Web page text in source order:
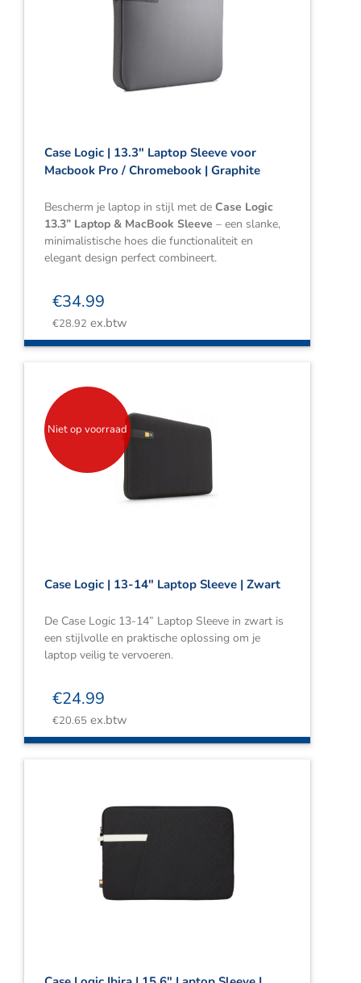
Case Logic | 13.3″ Laptop Sleeve voor
Macbook Pro / Chromebook | Graphite
Bescherm je laptop in stijl met de Case Logic
13.3” Laptop & MacBook Sleeve – een slanke,
minimalistische hoes die functionaliteit en
elegant design perfect combineert.
€34.99
€28.92 ex.btw
Niet op voorraad
Case Logic | 13-14″ Laptop Sleeve | Zwart
De Case Logic 13-14” Laptop Sleeve in zwart is
een stijlvolle en praktische oplossing om je
laptop veilig te vervoeren.
€24.99
€20.65 ex.btw